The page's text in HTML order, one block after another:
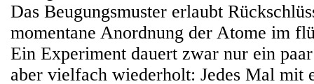
Das Beugungsmuster erlaubt
momentane Anordnung der Atome im
Ein Experiment dauert zwar nur ein
aber vielfach wiederholt: Jedes Mal mit